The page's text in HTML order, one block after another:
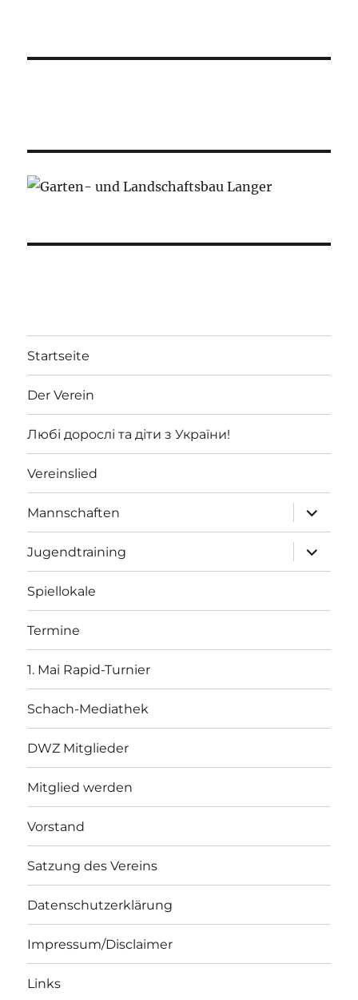
Startseite
Der Verein
Любі дорослі та діти з України!
Vereinslied
Mannschaften
öffnen
Jugendtraining
öffnen
Spiellokale
Termine
1. Mai Rapid-Turnier
Schach-Mediathek
DWZ Mitglieder
Mitglied werden
Vorstand
Satzung des Vereins
Datenschutzerklärung
Impressum/Disclaimer
Links